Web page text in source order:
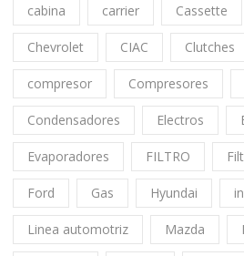
cabina carrier Cassette
Chevrolet CIAC Clutches
compresor Compresores
Condensadores Electros
Evaporadores FILTRO
Ford Gas Hyundai
Linea automotriz Mazda